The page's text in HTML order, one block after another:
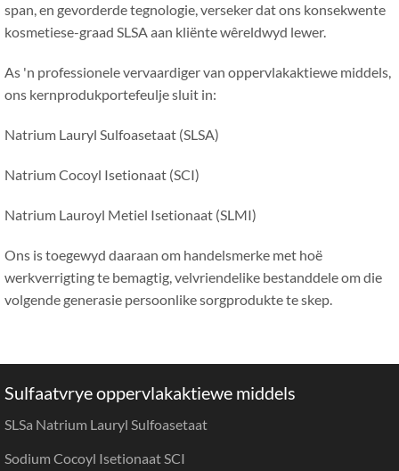
span, en gevorderde tegnologie, verseker dat ons konsekwente
kosmetiese-graad SLSA aan kliënte wêreldwyd lewer.
As 'n professionele vervaardiger van oppervlakaktiewe middels,
ons kernprodukportefeulje sluit in:
Natrium Lauryl Sulfoasetaat (SLSA)
Natrium Cocoyl Isetionaat (SCI)
Natrium Lauroyl Metiel Isetionaat (SLMI)
Ons is toegewyd daaraan om handelsmerke met hoë
werkverrigting te bemagtig, velvriendelike bestanddele om die
volgende generasie persoonlike sorgprodukte te skep.
Sulfaatvrye oppervlakaktiewe middels
SLSa Natrium Lauryl Sulfoasetaat
Sodium Cocoyl Isetionaat SCI